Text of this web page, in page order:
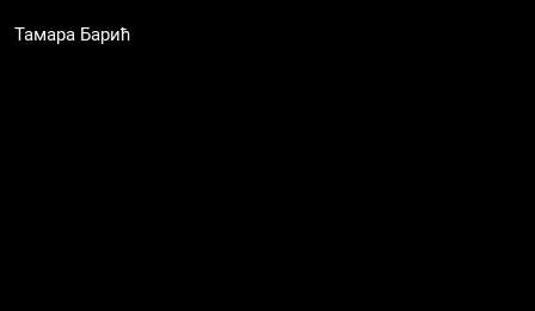
Тамара Барић